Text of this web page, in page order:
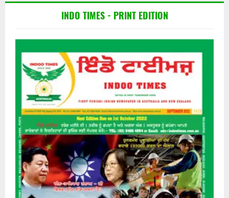
INDO TIMES - PRINT EDITION